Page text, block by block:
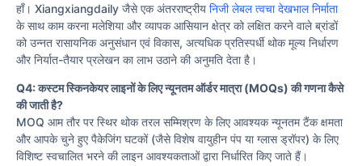
हाँ। Xiangxiangdaily जैसे एक अंतरराष्ट्रीय निजी लेबल त्वचा देखभाल निर्माता
के साथ काम करना मलेशिया और व्यापक आसियान क्षेत्र को लक्षित करने वाले ब्रांडों
को उन्नत रासायनिक अनुसंधान एवं विकास, अत्यधिक प्रतिस्पर्धी थोक मूल्य निर्धारण
और निर्यात-तैयार प्रलेखन का लाभ उठाने की अनुमति देता है।
Q4: कस्टम स्किनकेयर लाइनों के लिए न्यूनतम ऑर्डर मात्रा (MOQs) की गणना कैसे
की जाती है?
MOQ आम तौर पर स्थिर थोक तरल सम्मिश्रण के लिए आवश्यक न्यूनतम टैंक क्षमता
और आपके चुने हुए पैकेजिंग घटकों (जैसे विशेष वायुहीन पंप या ग्लास ड्रॉपर) के लिए
विशिष्ट स्वचालित भरने की लाइन आवश्यकताओं द्वारा निर्धारित किए जाते हैं।